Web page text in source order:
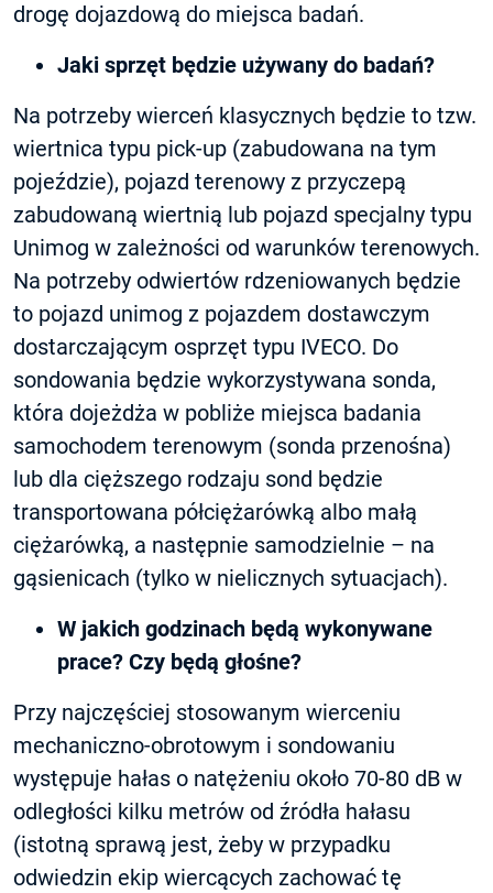
drogę dojazdową do miejsca badań.
Jaki sprzęt będzie używany do badań?
Na potrzeby wierceń klasycznych będzie to tzw.
wiertnica typu pick-up (zabudowana na tym
pojeździe), pojazd terenowy z przyczepą
zabudowaną wiertnią lub pojazd specjalny typu
Unimog w zależności od warunków terenowych.
Na potrzeby odwiertów rdzeniowanych będzie
to pojazd unimog z pojazdem dostawczym
dostarczającym osprzęt typu IVECO. Do
sondowania będzie wykorzystywana sonda,
która dojeżdża w pobliże miejsca badania
samochodem terenowym (sonda przenośna)
lub dla cięższego rodzaju sond będzie
transportowana półciężarówką albo małą
ciężarówką, a następnie samodzielnie – na
gąsienicach (tylko w nielicznych sytuacjach).
W jakich godzinach będą wykonywane
prace? Czy będą głośne?
Przy najczęściej stosowanym wierceniu
mechaniczno-obrotowym i sondowaniu
występuje hałas o natężeniu około 70-80 dB w
odległości kilku metrów od źródła hałasu
(istotną sprawą jest, żeby w przypadku
odwiedzin ekip wiercących zachować tę